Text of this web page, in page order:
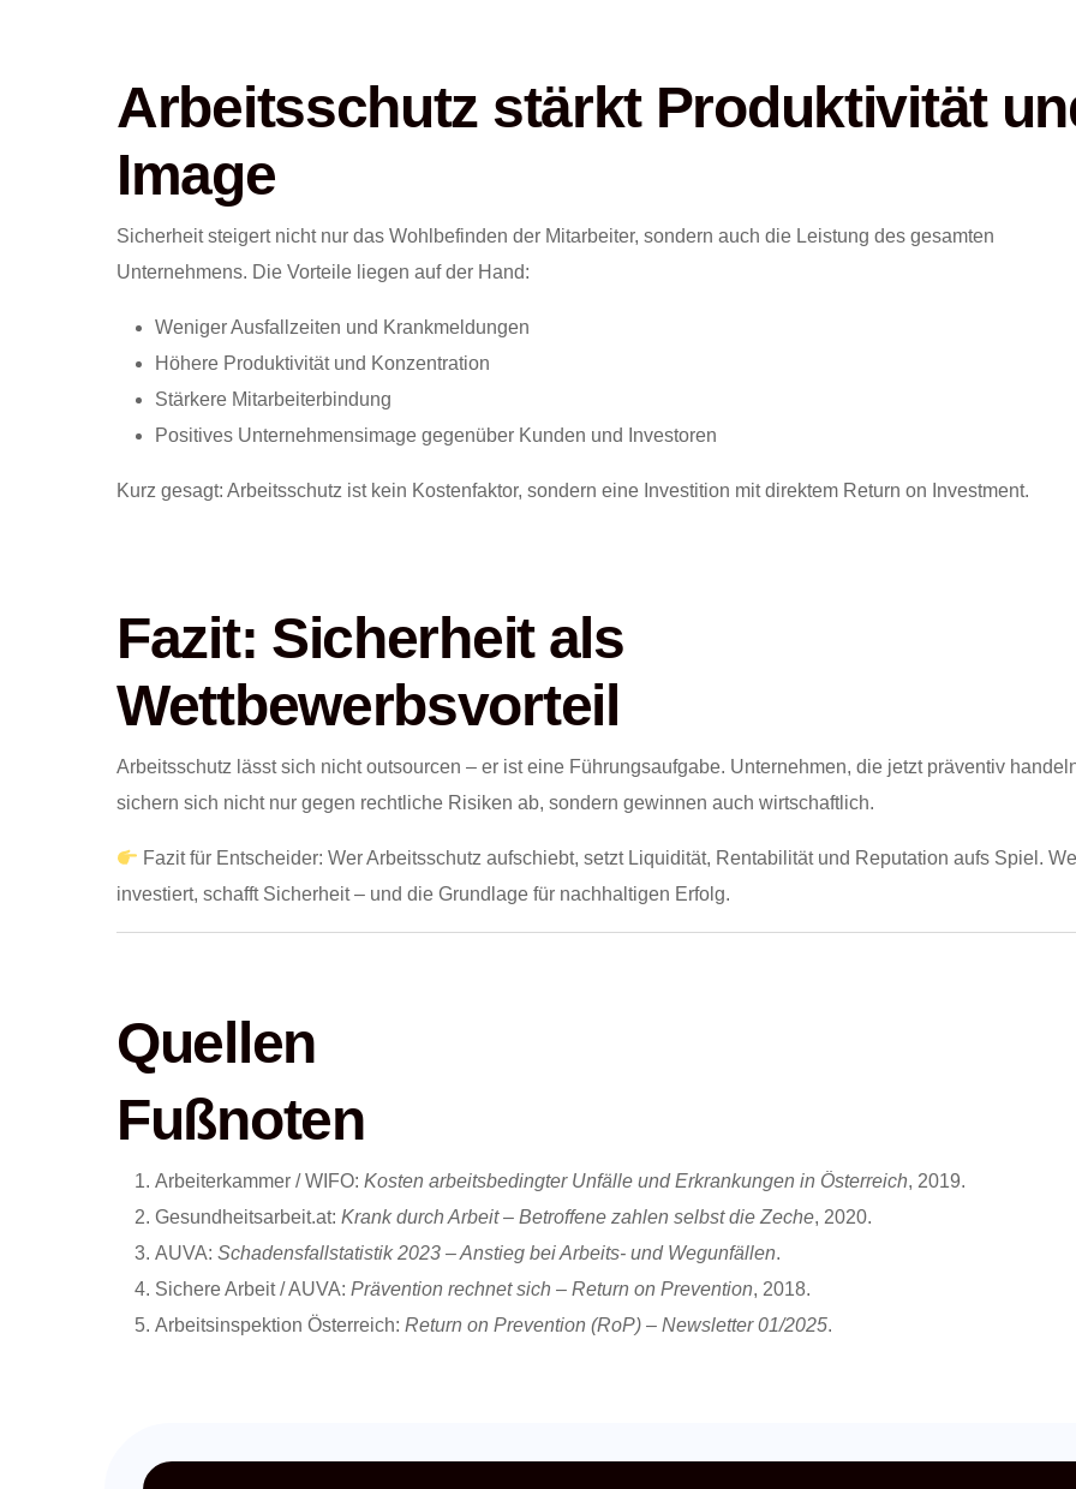
Arbeitsschutz stärkt Produktivität
Image
Sicherheit steigert nicht nur das Wohlbefinden der Mitarbeiter, sondern auch die Leistung des gesamten
Unternehmens. Die Vorteile liegen auf der Hand:
Weniger Ausfallzeiten und Krankmeldungen
Höhere Produktivität und Konzentration
Stärkere Mitarbeiterbindung
Positives Unternehmensimage gegenüber Kunden und Investoren
Kurz gesagt: Arbeitsschutz ist kein Kostenfaktor, sondern eine Investition mit direktem Return on Investment.
Fazit: Sicherheit als
Wettbewerbsvorteil
Arbeitsschutz lässt sich nicht outsourcen – er ist eine Führungsaufgabe. Unternehmen, die jetzt präventiv
sichern sich nicht nur gegen rechtliche Risiken ab, sondern gewinnen auch wirtschaftlich.
Fazit für Entscheider: Wer Arbeitsschutz aufschiebt, setzt Liquidität, Rentabilität und Reputation aufs Spiel.
investiert, schafft Sicherheit – und die Grundlage für nachhaltigen Erfolg.
Quellen
Fußnoten
Arbeiterkammer / WIFO: Kosten arbeitsbedingter Unfälle und Erkrankungen in Österreich, 2019.
Gesundheitsarbeit.at: Krank durch Arbeit – Betroffene zahlen selbst die Zeche, 2020.
AUVA: Schadensfallstatistik 2023 – Anstieg bei Arbeits- und Wegunfällen.
Sichere Arbeit / AUVA: Prävention rechnet sich – Return on Prevention, 2018.
Arbeitsinspektion Österreich: Return on Prevention (RoP) – Newsletter 01/2025.